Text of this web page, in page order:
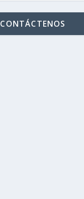
CONTÁCTENOS